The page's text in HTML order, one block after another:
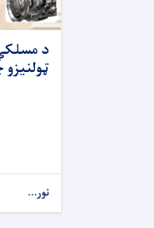
د
نور...